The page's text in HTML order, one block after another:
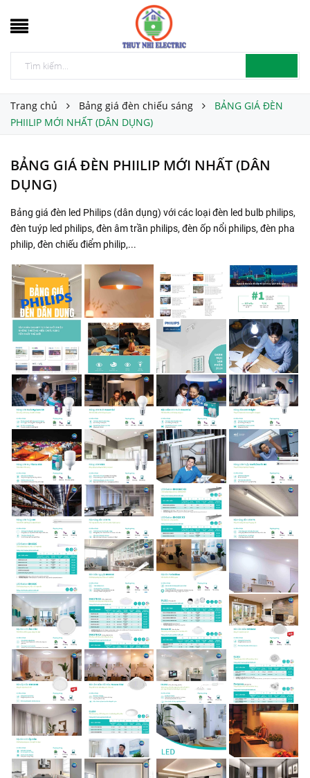
Trang chủ Bảng giá đèn chiếu sáng
BẢNG GIÁ ĐÈN
PHIILIP MỚI NHẤT (DÂN DỤNG)
BẢNG GIÁ ĐÈN PHIILIP MỚI NHẤT (DÂN
DỤNG)
Bảng giá đèn led Philips (dân dụng) với các loại đèn led bulb philips,
đèn tuýp led philips, đèn âm trần philips, đèn ốp nổi philips, đèn pha
philip, đèn chiếu điểm philip,...